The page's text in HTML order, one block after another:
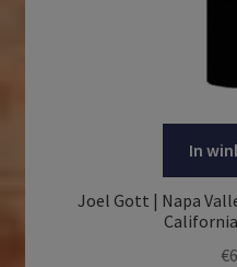
In
Joel Gott | Napa
California
€